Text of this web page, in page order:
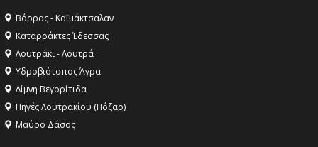
Βόρρας - Καϊμάκτσαλαν
Καταρράκτες Έδεσσας
Λουτράκι - Λουτρά
Υδροβιότοπος Άγρα
Λίμνη Βεγορίτιδα
Πηγές Λουτρακίου (Πόζαρ)
Μαύρο Δάσος